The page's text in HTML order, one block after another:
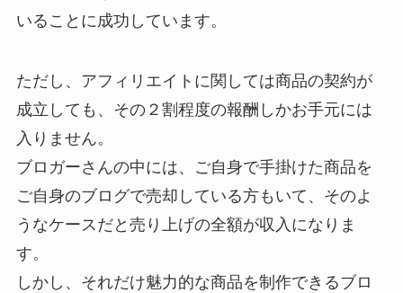
いることに成功しています。
ただし、アフィリエイトに関しては商品の契約が
成立しても、その２割程度の報酬しかお手元には
入りません。
ブロガーさんの中には、ご自身で手掛けた商品を
ご自身のブログで売却している方もいて、そのよ
うなケースだと売り上げの全額が収入になりま
す。
しかし、それだけ魅力的な商品を制作できるブロ